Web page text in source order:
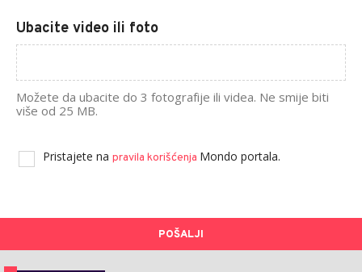
Ubacite video ili foto
Možete da ubacite do 3 fotografije ili videa. Ne smije biti
više od 25 MB.
Pristajete na pravila korišćenja Mondo portala.
POŠALJI